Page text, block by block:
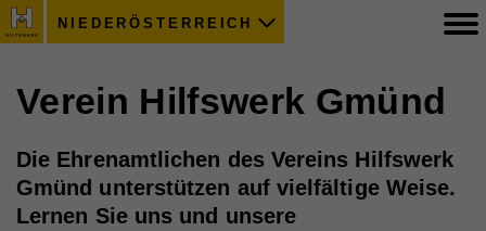
NIEDERÖSTERREICH
Verein Hilfswerk Gmünd
Die Ehrenamtlichen des Vereins Hilfswerk
Gmünd unterstützen auf vielfältige Weise.
Lernen Sie uns und unsere